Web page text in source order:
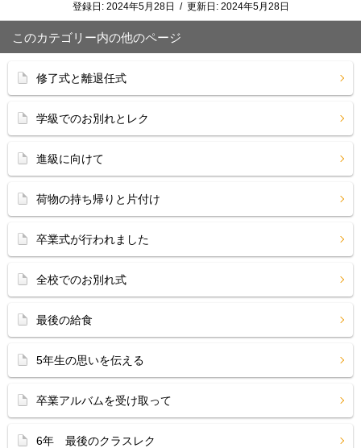
登録日: 2024年5月28日 / 更新日: 2024年5月28日
このカテゴリー内の他のページ
修了式と離退任式
学級でのお別れとレク
進級に向けて
荷物の持ち帰りと片付け
卒業式が行われました
全校でのお別れ式
最後の給食
5年生の思いを伝える
卒業アルバムを受け取って
6年 最後のクラスレク